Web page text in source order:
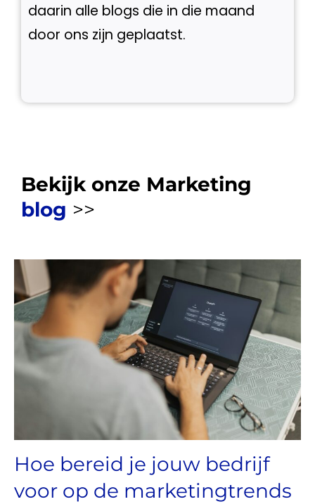
daarin alle blogs die in die maand
door ons zijn geplaatst.
Bekijk onze Marketing
blog >>
Hoe bereid je jouw bedrijf
voor op de marketingtrends